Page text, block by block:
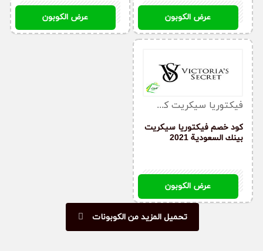
عرض الكوبون عرض الكوبون
فيكتوريا سيكريت كوبون
كود خصم فيكتوريا سيكريت
بينك السعودية 2021
عرض الكوبون
تحميل المزيد من الكوبونات